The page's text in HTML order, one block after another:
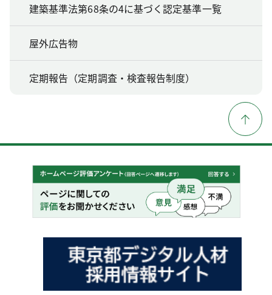
建築基準法第68条の4に基づく認定基準一覧
屋外広告物
定期報告（定期調査・検査報告制度）